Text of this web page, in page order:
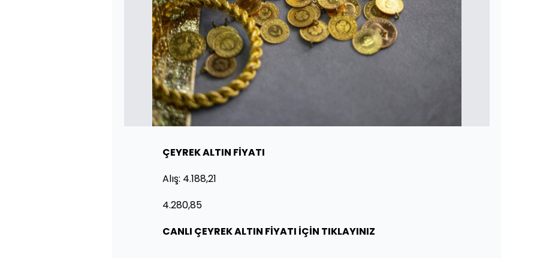
ÇEYREK ALTIN FİYATI
Alış: 4.188,21
4.280,85
CANLI ÇEYREK ALTIN FİYATI İÇİN TIKLAYINIZ